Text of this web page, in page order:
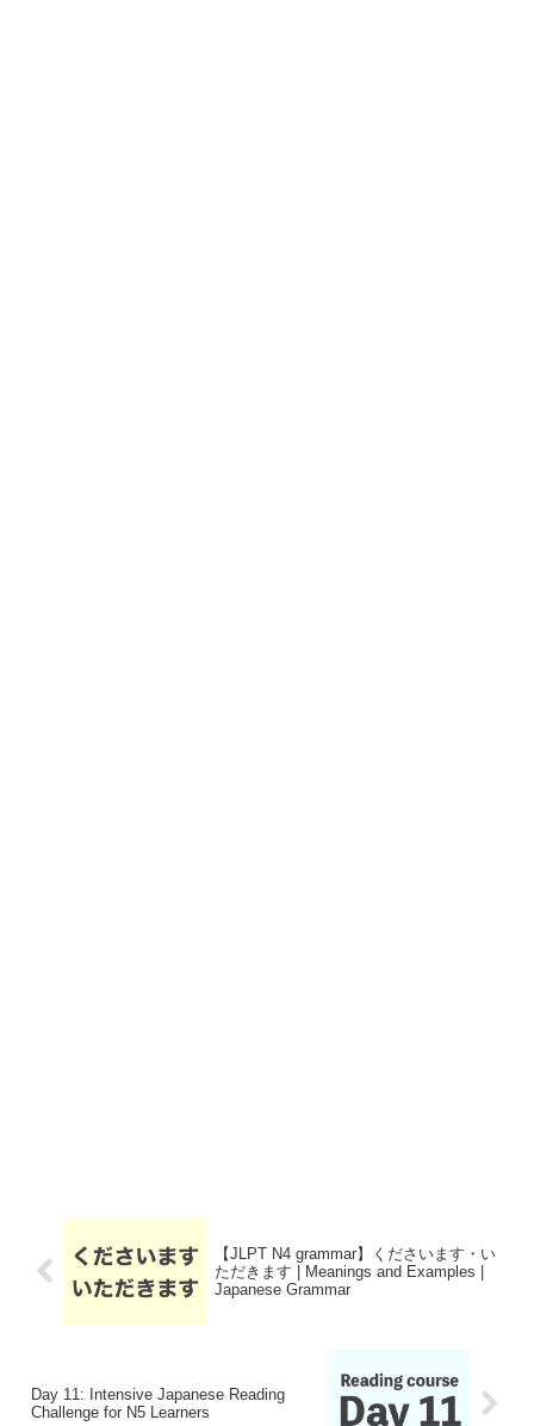
【JLPT N4 grammar】くださいます・い
ただきます | Meanings and Examples |
Japanese Grammar
Day 11: Intensive Japanese Reading
Challenge for N5 Learners